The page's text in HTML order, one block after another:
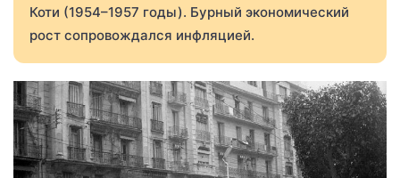
Коти (1954–1957 годы). Бурный экономический
рост сопровождался инфляцией.